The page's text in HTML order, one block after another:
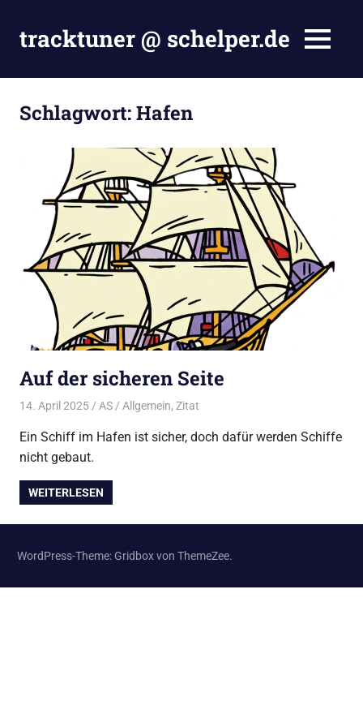
Inhalt
springen
tracktuner @ schelper.de
is
my
Hahahaha.
MENÜ
Schlagwort:Hafen
Auf der sicheren Seite
14. April 2025 AS Allgemein, Zitat
Ein Schiff im Hafen ist sicher, doch dafür werden Schiffe
nicht gebaut.
WEITERLESEN
WordPress-Theme: Gridbox von ThemeZee.